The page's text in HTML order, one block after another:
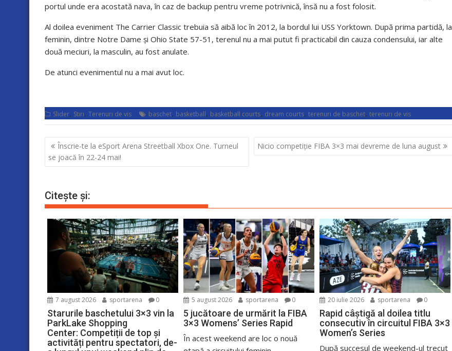
portul unde era acostată nava, în caz de backup pentru vreme potrivnică, însă nu a fost folosit.
Al doilea eveniment The Carrier Classic trebuia să aibă loc în 2012, la bordul lui USS Yorktown. După prima partidă, la
feminin, dintre Notre Dame și Ohio State 57-51, terenul nu a mai putut fi practicabil din cauza condensului, iar alte
două meciuri, la masculin, au fost anulate.
De atunci evenimentul nu a mai avut loc.
Slider, Stiri, Terenuri de vis baschet, basketball, basketball courts, dream courts, terenuri de baschet, terenuri de vis
Navigare
în
articole
Înscrie-te la eSport Arena Streetball Xbox One. Turneul
se joacă în 22-24 mai!
Nicio competiție FIBA 3×3 mai devreme de luna august
Citește și:
7 august 2026 sportarena 0
Starurile baschetului 3×3 vin la
ParkLake Shopping
Center: Competiții de top și
activități pentru spectatori, de-
5 august 2026 sportarena 0
5 jucătoare de urmărit la FIBA
3×3 Womens’ Series Rapid
În acest weekend are loc o nouă
20 iulie 2026 sportarena 0
Rapid câștigă al doilea titlu
consecutiv în circuitul FIBA 3×3
Women’s Series
După succesul de weekend-ul trecut